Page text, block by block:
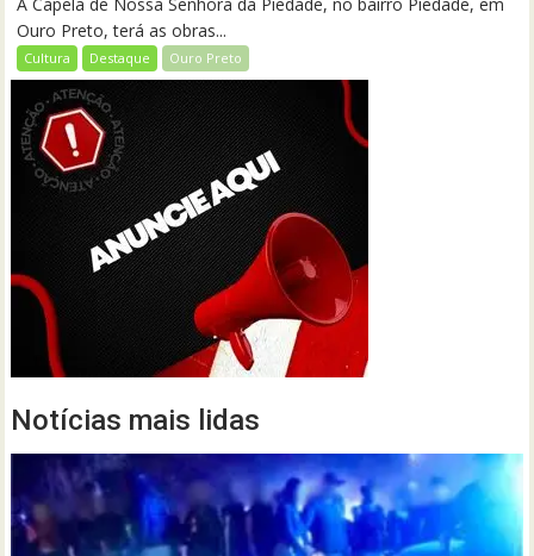
A Capela de Nossa Senhora da Piedade, no bairro Piedade, em
Ouro Preto, terá as obras...
Cultura Destaque Ouro Preto
Notícias mais lidas